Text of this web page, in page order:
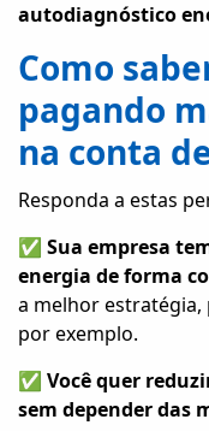
autodiagnóstico
Como
pagando
na conta
Responda a estas
✅ Sua empresa
energia de forma
a melhor
por exemplo.
✅ Você quer
sem depender das